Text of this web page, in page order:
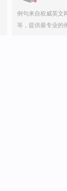
例句来自权威英文
等，提供最专业的